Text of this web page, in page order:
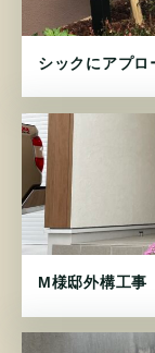
シックにアプロ
M様邸外構工事